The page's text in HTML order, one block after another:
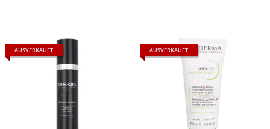
AUSVERKAUFT AUSVERKAUFT